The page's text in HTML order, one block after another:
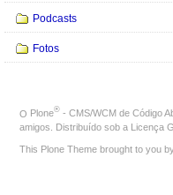
Podcasts
Fotos
O Plone® - CMS/WCM de Código
amigos. Distribuído sob a
Licença
This Plone Theme brought to you